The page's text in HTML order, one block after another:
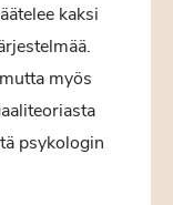
kaksi
myös
psykologin